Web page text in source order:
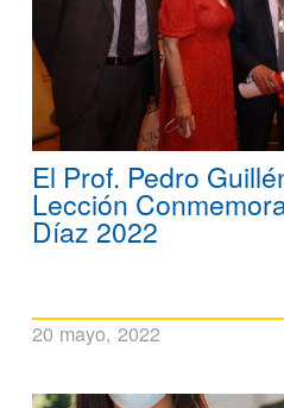
El Prof. Pedro
Lección
Díaz 2022
20 mayo, 2022